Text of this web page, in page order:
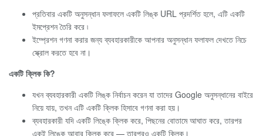
প্রতিবার একটি অনুসন্ধান ফলাফলে একটি লিঙ্ক URL প্রদর্শিত হলে, এটি একটি
ইমপ্রেশন তৈরি করে ৷
ইম্প্রেশন গণনা করার জন্য ব্যবহারকারীকে আপনার অনুসন্ধান ফলাফল দেখতে নিচে
স্ক্রোল করতে হবে না।
একটি ক্লিককি?
যখন ব্যবহারকারী একটি লিঙ্ক নির্বাচন করেন যা তাদের Google অনুসন্ধানের বাইরে
নিয়ে যায়, তখন এটি একটি ক্লিক হিসাবে গণনা করা হয়।
ব্যবহারকারী যদি একটি লিঙ্কে ক্লিক করে, পিছনের বোতামে আঘাত করে, তারপর
একই লিঙ্কে আবার ক্লিক করে — তারপরও একটি ক্লিক।